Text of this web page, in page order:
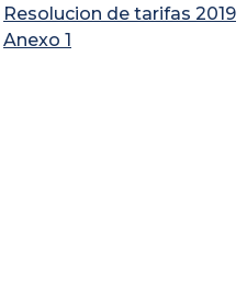
Resolucion de tarifas 2019
Anexo 1